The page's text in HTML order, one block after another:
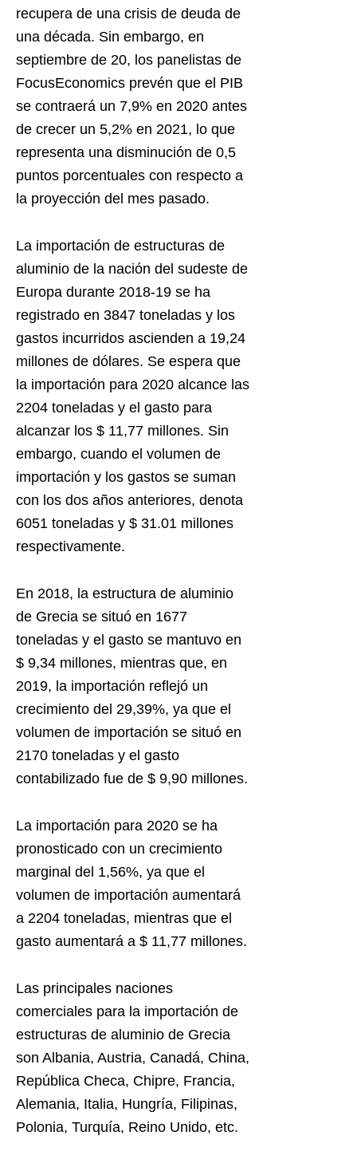
recupera de una crisis de deuda de
una década. Sin embargo, en
septiembre de 20, los panelistas de
FocusEconomics prevén que el PIB
se contraerá un 7,9% en 2020 antes
de crecer un 5,2% en 2021, lo que
representa una disminución de 0,5
puntos porcentuales con respecto a
la proyección del mes pasado.
La importación de estructuras de
aluminio de la nación del sudeste de
Europa durante 2018-19 se ha
registrado en 3847 toneladas y los
gastos incurridos ascienden a 19,24
millones de dólares. Se espera que
la importación para 2020 alcance las
2204 toneladas y el gasto para
alcanzar los $ 11,77 millones. Sin
embargo, cuando el volumen de
importación y los gastos se suman
con los dos años anteriores, denota
6051 toneladas y $ 31.01 millones
respectivamente.
En 2018, la estructura de aluminio
de Grecia se situó en 1677
toneladas y el gasto se mantuvo en
$ 9,34 millones, mientras que, en
2019, la importación reflejó un
crecimiento del 29,39%, ya que el
volumen de importación se situó en
2170 toneladas y el gasto
contabilizado fue de $ 9,90 millones.
La importación para 2020 se ha
pronosticado con un crecimiento
marginal del 1,56%, ya que el
volumen de importación aumentará
a 2204 toneladas, mientras que el
gasto aumentará a $ 11,77 millones.
Las principales naciones
comerciales para la importación de
estructuras de aluminio de Grecia
son Albania, Austria, Canadá, China,
República Checa, Chipre, Francia,
Alemania, Italia, Hungría, Filipinas,
Polonia, Turquía, Reino Unido, etc.